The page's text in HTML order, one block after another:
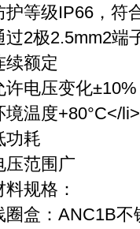
护等级IP66，符
过2极2.5mm2端
续额定
许电压变化±10%
境温度+80°C</li>
功耗
压范围广
料规格：
圈盒：ANC1B